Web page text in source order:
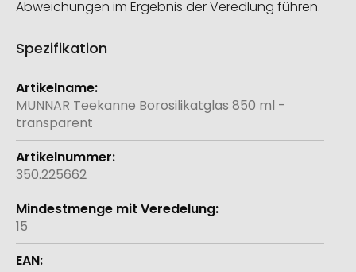
Abweichungen im Ergebnis der Veredlung führen.
Spezifikation
Weitere
Informationen
MUNNAR Teekanne Borosilikatglas 850 ml -
transparent
350.225662
15